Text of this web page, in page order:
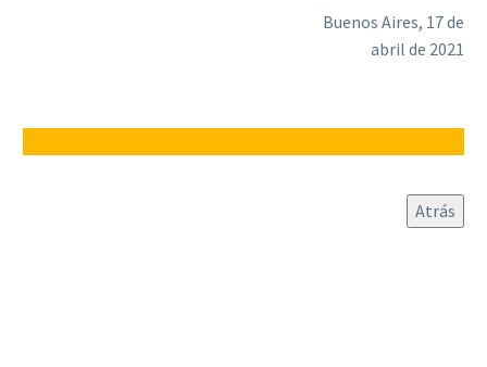
Buenos Aires, 17 de
abril de 2021